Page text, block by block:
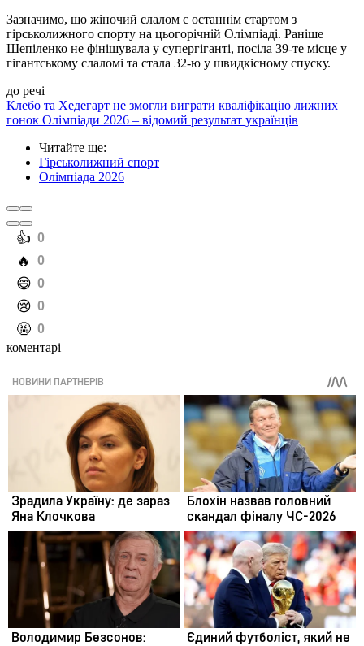
Зазначимо, що жіночий слалом є останнім стартом з
гірськолижного спорту на цьогорічній Олімпіаді. Раніше
Шепіленко не фінішувала у супергіганті, посіла 39-те місце у
гігантському слаломі та стала 32-ю у швидкісному спуску.
до речі
Клебо та Хедегарт не змогли виграти кваліфікацію лижних
гонок Олімпіади 2026 – відомий результат українців
Читайте ще:
Гірськолижний спорт
Олімпіада 2026
️👍 0
️🔥 0
️😄 0
️😢 0
️🤬 0
коментарі